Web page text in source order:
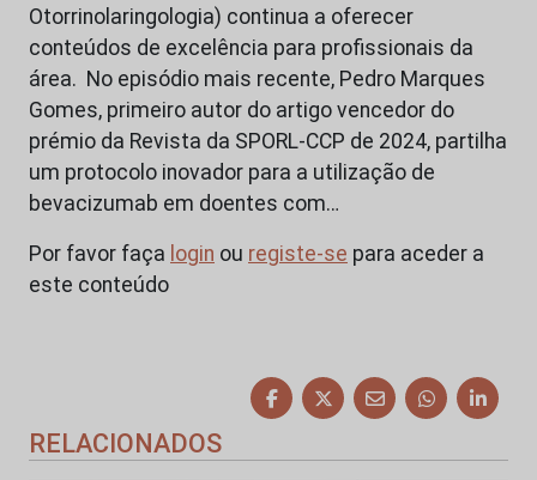
Otorrinolaringologia) continua a oferecer
conteúdos de excelência para profissionais da
área. No episódio mais recente, Pedro Marques
Gomes, primeiro autor do artigo vencedor do
prémio da Revista da SPORL-CCP de 2024, partilha
um protocolo inovador para a utilização de
bevacizumab em doentes com…
Por favor faça login ou registe-se para aceder a
este conteúdo
RELACIONADOS